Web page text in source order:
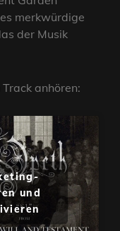
merkwürdige
der Musik
anhören:
und